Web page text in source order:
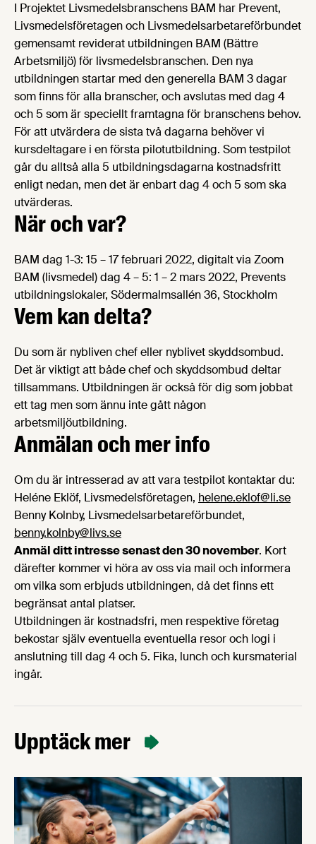
I Projektet Livsmedelsbranschens BAM har Prevent,
Livsmedelsföretagen och Livsmedelsarbetareförbundet
gemensamt reviderat utbildningen BAM (Bättre
Arbetsmiljö) för livsmedelsbranschen. Den nya
utbildningen startar med den generella BAM 3 dagar
som finns för alla branscher, och avslutas med dag 4
och 5 som är speciellt framtagna för branschens behov.
För att utvärdera de sista två dagarna behöver vi
kursdeltagare i en första pilotutbildning. Som testpilot
går du alltså alla 5 utbildningsdagarna kostnadsfritt
enligt nedan, men det är enbart dag 4 och 5 som ska
utvärderas.
När och var?
BAM dag 1-3: 15 – 17 februari 2022, digitalt via Zoom
BAM (livsmedel) dag 4 – 5: 1 – 2 mars 2022, Prevents
utbildningslokaler, Södermalmsallén 36, Stockholm
Vem kan delta?
Du som är nybliven chef eller nyblivet skyddsombud.
Det är viktigt att både chef och skyddsombud deltar
tillsammans. Utbildningen är också för dig som jobbat
ett tag men som ännu inte gått någon
arbetsmiljöutbildning.
Anmälan och mer info
Om du är intresserad av att vara testpilot kontaktar du:
Heléne Eklöf, Livsmedelsföretagen, helene.eklof@li.se
Benny Kolnby, Livsmedelsarbetareförbundet,
benny.kolnby@livs.se
Anmäl ditt intresse senast den 30 november. Kort
därefter kommer vi höra av oss via mail och informera
om vilka som erbjuds utbildningen, då det finns ett
begränsat antal platser.
Utbildningen är kostnadsfri, men respektive företag
bekostar själv eventuella eventuella resor och logi i
anslutning till dag 4 och 5. Fika, lunch och kursmaterial
ingår.
Upptäck mer